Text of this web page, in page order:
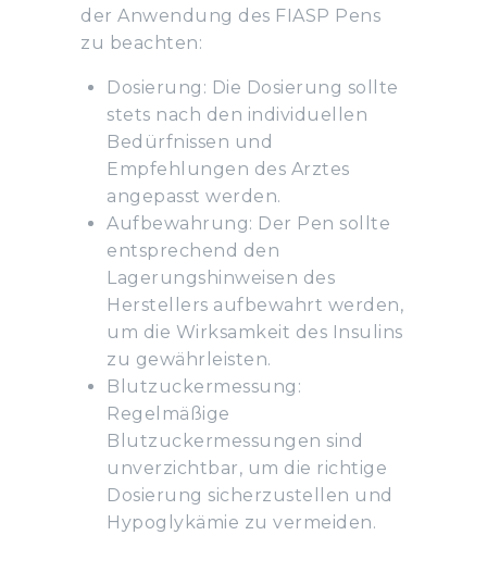
der Anwendung des FIASP Pens
zu beachten:
Dosierung: Die Dosierung sollte
stets nach den individuellen
Bedürfnissen und
Empfehlungen des Arztes
angepasst werden.
Aufbewahrung: Der Pen sollte
entsprechend den
Lagerungshinweisen des
Herstellers aufbewahrt werden,
um die Wirksamkeit des Insulins
zu gewährleisten.
Blutzuckermessung:
Regelmäßige
Blutzuckermessungen sind
unverzichtbar, um die richtige
Dosierung sicherzustellen und
Hypoglykämie zu vermeiden.